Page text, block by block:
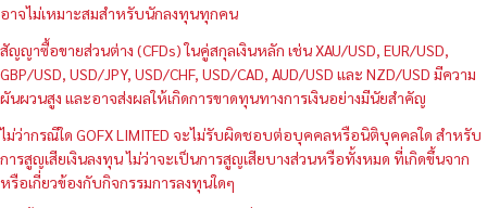
อาจไม่เหมาะสมสำหรับนักลงทุนทุกคน
สัญญาซื้อขายส่วนต่าง (CFDs) ในคู่สกุลเงินหลัก เช่น XAU/USD, EUR/USD,
GBP/USD, USD/JPY, USD/CHF, USD/CAD, AUD/USD และ NZD/USD มีความ
ผันผวนสูง และอาจส่งผลให้เกิดการขาดทุนทางการเงินอย่างมีนัยสำคัญ
ไม่ว่ากรณีใด GOFX LIMITED จะไม่รับผิดชอบต่อบุคคลหรือนิติบุคคลใด สำหรับ
การสูญเสียเงินลงทุน ไม่ว่าจะเป็นการสูญเสียบางส่วนหรือทั้งหมด ที่เกิดขึ้นจาก
หรือเกี่ยวข้องกับกิจกรรมการลงทุนใดๆ